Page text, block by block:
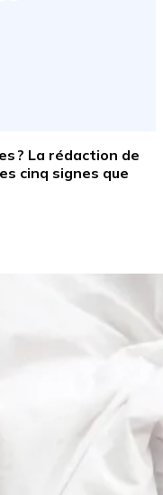
? La rédaction de
cinq signes que